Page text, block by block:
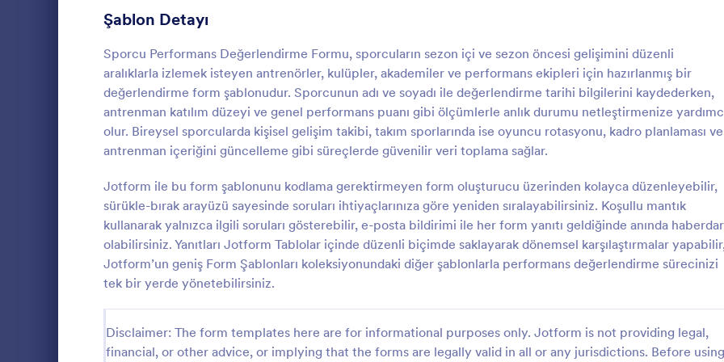
Şablon Detayı
Sporcu Performans Değerlendirme Formu, sporcuların sezon içi ve sezon öncesi gelişimini düzenli
aralıklarla izlemek isteyen antrenörler, kulüpler, akademiler ve performans ekipleri için hazırlanmış bir
değerlendirme form şablonudur. Sporcunun adı ve soyadı ile değerlendirme tarihi bilgilerini kaydederken,
antrenman katılım düzeyi ve genel performans puanı gibi ölçümlerle anlık durumu netleştirmenize
olur. Bireysel sporcularda kişisel gelişim takibi, takım sporlarında ise oyuncu rotasyonu, kadro planlaması ve
antrenman içeriğini güncelleme gibi süreçlerde güvenilir veri toplama sağlar.
Jotform ile bu form şablonunu kodlama gerektirmeyen form oluşturucu üzerinden kolayca düzenleyebilir,
sürükle-bırak arayüzü sayesinde soruları ihtiyaçlarınıza göre yeniden sıralayabilirsiniz. Koşullu mantık
kullanarak yalnızca ilgili soruları gösterebilir, e-posta bildirimi ile her form yanıtı geldiğinde anında haberdar
olabilirsiniz. Yanıtları Jotform Tablolar içinde düzenli biçimde saklayarak dönemsel karşılaştırmalar
Jotform’un geniş Form Şablonları koleksiyonundaki diğer şablonlarla performans değerlendirme sürecinizi
tek bir yerde yönetebilirsiniz.
Disclaimer: The form templates here are for informational purposes only. Jotform is not providing legal,
financial, or other advice, or implying that the forms are legally valid in all or any jurisdictions. Before using
Puanlama Tablosu Formu
proje veya hizmet değerlendirmelerini tek
noktada toplayın ve Jotform ile veri toplama
sürecini hızlandırarak her form gönderimini
düzenli biçimde yönetin.
Go to Category:
Değerlendirme Formları
:
eğitim süreçlerinde mevcut
tamamlanan adımlar ve sonraki
kaydederek ekiplerin ve
ilerlemeyi düzenli biçimde takip
yardımcı olur.
Go to Category:
Takip Formları
Üye Kayıt Formları
Oy Formları 22
Özet Formları
Onay Formları 89
Değerlendirme Formları 104
Katılım Formları 12
Denetim 78
Ödül Formları 17
Hesaplama Formları 15